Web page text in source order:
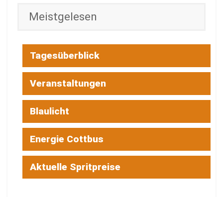
Meistgelesen
Tagesüberblick
Veranstaltungen
Blaulicht
Energie Cottbus
Aktuelle Spritpreise